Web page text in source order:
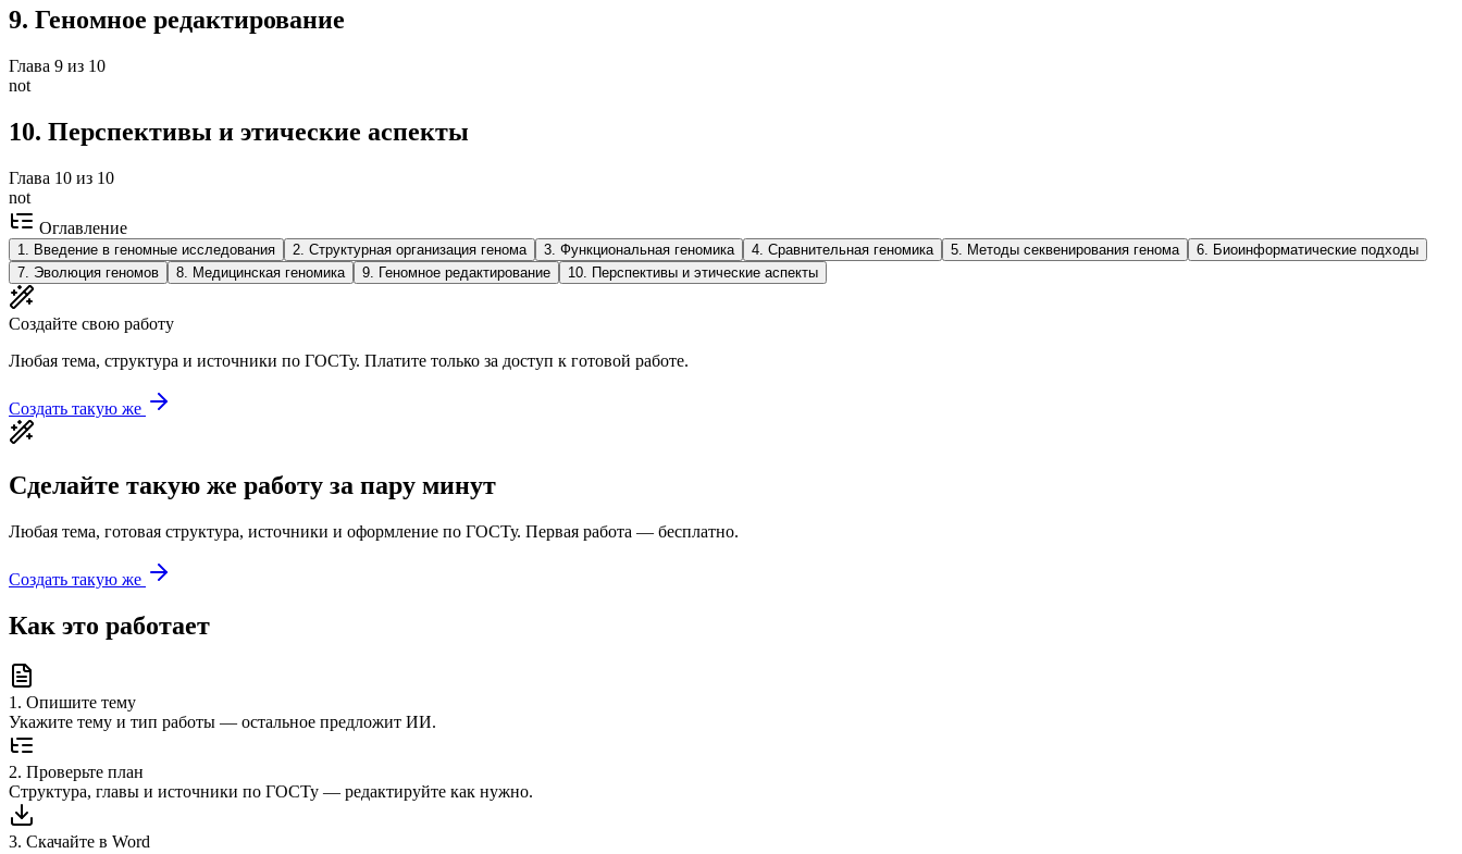
9. Геномное редактирование
Глава 9 из 10
not
10. Перспективы и этические аспекты
Глава 10 из 10
not
Оглавление
1. Введение в геномные исследования 2. Структурная организация генома 3. Функциональная геномика 4. Сравнительная геномика 5. Методы секвенирования генома 6. Биоинформатические подходы
7. Эволюция геномов 8. Медицинская геномика 9. Геномное редактирование 10. Перспективы и этические аспекты
Создайте свою работу
Любая тема, структура и источники по ГОСТу. Платите только за доступ к готовой работе.
Создать такую же
Сделайте такую же работу за пару минут
Любая тема, готовая структура, источники и оформление по ГОСТу. Первая работа — бесплатно.
Создать такую же
Как это работает
1 . Опишите тему
Укажите тему и тип работы — остальное предложит ИИ.
2. Проверьте план
Структура, главы и источники по ГОСТу — редактируйте как нужно.
3. Скачайте в Word